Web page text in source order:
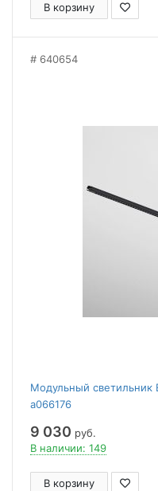
В корзину
640654
Модульный светильник
a066176
9 030 руб.
В наличии: 149
В корзину